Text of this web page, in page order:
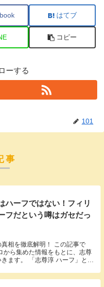
はてブ
コピー
ーする
101
事
ハーフではない！フィリ
フだという噂はガセだっ
相を徹底解明！ この記事で
から集めた情報をもとに、志尊
ます。 「志尊淳 ハーフ」とい